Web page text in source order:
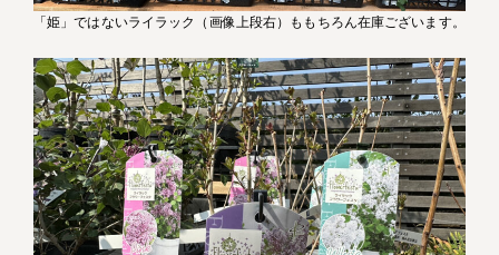
「姫」ではないライラック（画像上段右）ももちろん在庫ございます。